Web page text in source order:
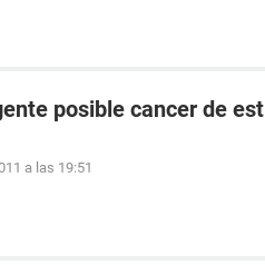
posible cancer de est
a las 19:51